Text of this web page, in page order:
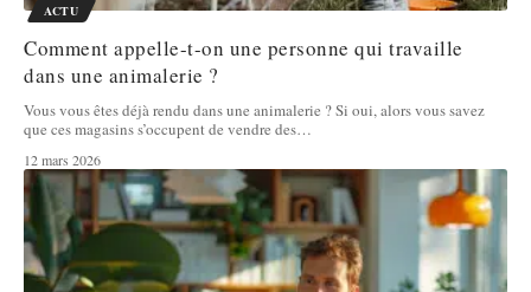
ACTU
Comment appelle-t-on une personne qui travaille
dans une animalerie ?
Vous vous êtes déjà rendu dans une animalerie ? Si oui, alors vous savez
que ces magasins s’occupent de vendre des…
12 mars 2026